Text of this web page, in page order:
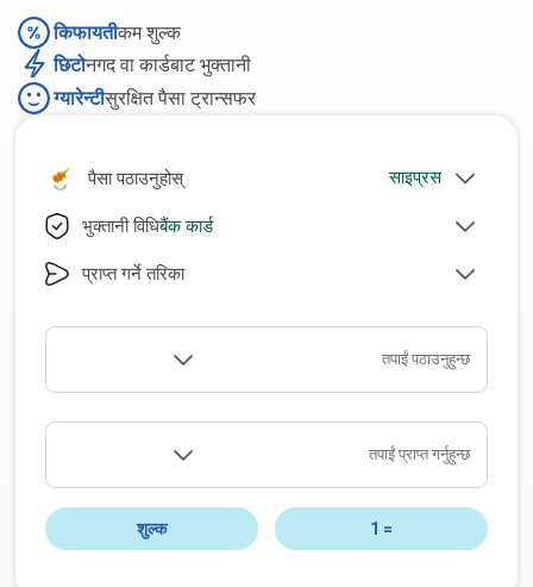
किफायतीकम शुल्क
छिटोनगद वा कार्डबाट भुक्तानी
ग्यारेन्टीसुरक्षित पैसा ट्रान्सफर
पैसा पठाउनुहोस्
भुक्तानी विधिबैंक कार्ड
प्राप्त गर्ने तरिका
तपाईं पठाउनुहुन्छ
तपाईं प्राप्त गर्नुहुन्छ
शुल्क 1 =